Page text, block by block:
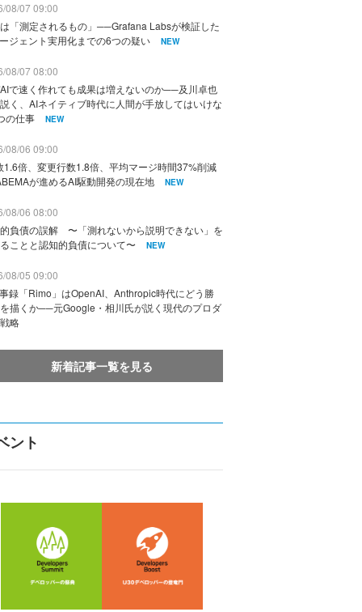
08/07 09:00
「測定されるもの」──Grafana Labsが検証した
ジェント実用化までの6つの疑い
NEW
08/07 08:00
で速く作れても成果は増えないのか──及川卓也
く、AIネイティブ時代に人間が手放してはいけな
の仕事
NEW
08/06 09:00
1.6倍、変更行数1.8倍、平均マージ時間37%削減
が進めるAI駆動開発の現在地
NEW
08/06 08:00
負債の誤解 〜「測れないから説明できない」を
ことと認知的負債について〜
NEW
08/05 09:00
録「Rimo」はOpenAI、Anthropic時代にどう勝
描くか──元Google・相川氏が説く現代のプロダ
略
新着記事一覧を見る
ント